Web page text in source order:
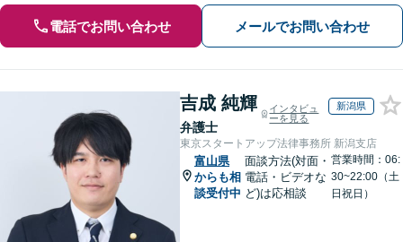
電話でお問い合わせ メールでお問い合わせ
吉成 純輝
弁護士
インタビュ
ーを見る
新潟県
東京スタートアップ法律事務所 新潟支店
富山県
からも相
談受付中
面談方法(対面・
電話・ビデオな
ど)は応相談
営業時間：06:
30~22:00（土
日祝日）